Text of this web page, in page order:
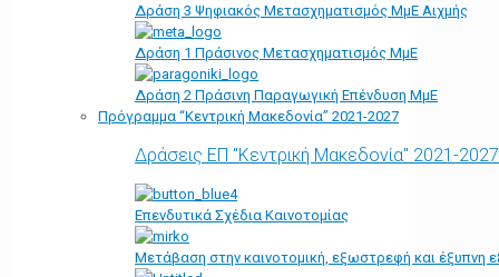
Δράση 3 Ψηφιακός Μετασχηματισμός ΜμΕ Αιχμής
Δράση 1 Πράσινος Μετασχηματισμός ΜμΕ
Δράση 2 Πράσινη Παραγωγική Επένδυση ΜμΕ
Πρόγραμμα “Κεντρική Μακεδονία” 2021-2027
Δράσεις ΕΠ "Κεντρική Μακεδονία" 2021-2027
Επενδυτικά Σχέδια Καινοτομίας
Μετάβαση στην καινοτομική, εξωστρεφή και έξυπνη